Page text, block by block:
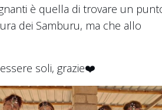
è quella di trovare un
dei Samburu, ma che allo
soli, grazie❤️